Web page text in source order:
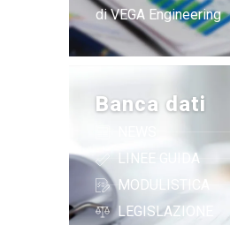
Banca dati
LINEE GUIDA
MODULISTICA
LEGISLAZIONE
di VEGA Engineering